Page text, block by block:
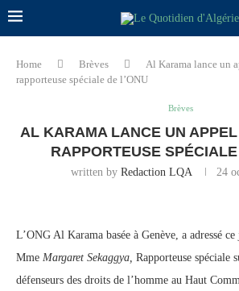
Home Brèves
Al Karama lance un
rapporteuse spéciale de l’ONU
Brèves
AL KARAMA LANCE UN
RAPPORTEUSE SPÉCIALE
written by Redaction LQA 24
L’ONG Al Karama basée à Genève, a adressé
Mme Margaret Sekaggya, Rapporteuse spéciale
défenseurs des droits de l’homme au Haut